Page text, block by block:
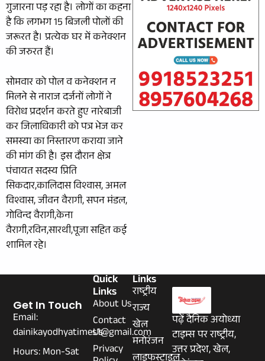
गुजारना पड़ रहा है। लोगों का कहना
है कि लगभग 15 बिजली पोलों की
जरूरत है। प्रत्येक घर में कनेक्शन
की जरुरत हैं।
सोमवार को पोल व कनेक्शन न
मिलने से नाराज दर्जनों लोगों ने
विरोध प्रदर्शन करते हुए नारेबाजी
कर जिलाधिकारी को पत्र भेज कर
समस्या का निस्तारण कराया जाने
की मांग की है। इस दौरान क्षेत्र
पंचायत सदस्य प्रिति
सिकदार,कालिदास विश्वास, अमल
विश्वास, जीवन वैरागी, सपन मंडल,
गोविन्द वैरागी,केना
वैरागी,रविन,सारथी,पूजा सहित कई
शामिल रहे।
पढ़ें दैनिक अयोध्या
टाइम्स पर राष्ट्रीय,
उत्तर प्रदेश, खेल,
Links
राष्ट्रीय
राज्य
खेल
मनोरंजन
Quick
Links
About Us
Contact
Us
Privacy
Get In Touch
Email:
dainikayodhyatimes1@gmail.com
Hours: Mon-Sat